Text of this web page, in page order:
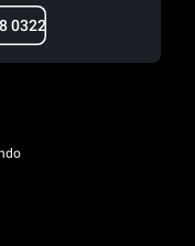
0322